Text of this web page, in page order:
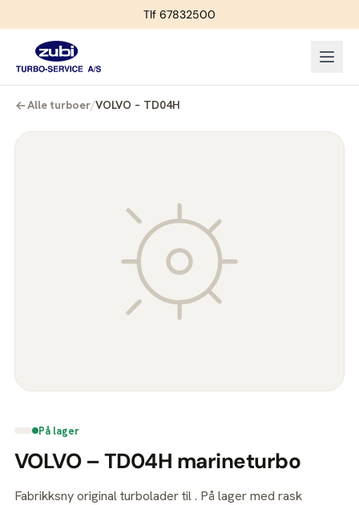
Tlf 67832500
Alle turboer/VOLVO – TD04H
På lager
VOLVO – TD04H marineturbo
Fabrikksny original turbolader til . På lager med rask